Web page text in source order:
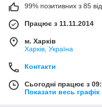
99% позитивних з 85
Працює з 11.11.2014
м. Харків
Харків, Україна
Контакти
Сьогодні працює з
Показати весь